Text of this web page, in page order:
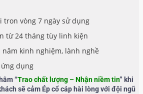
tron vòng 7 ngày sử dụng
từ 24 tháng tùy linh kiện
kinh nghiệm, lành nghề
dụng
“Trao chất lượng – Nhận niềm tin” khi
sẽ cảm Ép cổ cáp hài lòng với đội ngũ